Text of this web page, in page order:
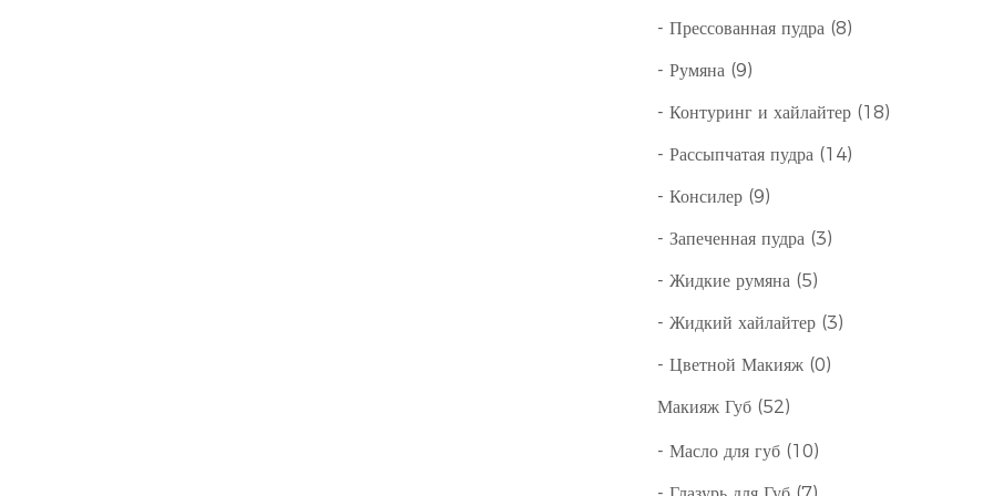
— обеспечить глубокое увлажнение кутикулы. Многие
миндальное масло или масло жожоба, которые известны своими
и другим проблемам, связанным с ногтями.
витамины, такие как витамин Е, который, как известно,
восстановить поврежденную кутикулу, придавая ей более
и отполированный вид, сделать их более яркими и ухоженными.
важно правильно его применять. Вот несколько шагов,
- Прессованная пудра (8)
- Румяна (9)
- Контуринг и хайлайтер (18)
- Рассыпчатая пудра (14)
- Консилер (9)
- Запеченная пудра (3)
- Жидкие румяна (5)
- Жидкий хайлайтер (3)
- Цветной Макияж (0)
Макияж Губ (52)
- Масло для губ (10)